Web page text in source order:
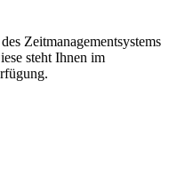
des Zeitmanagementsystems
steht Ihnen im